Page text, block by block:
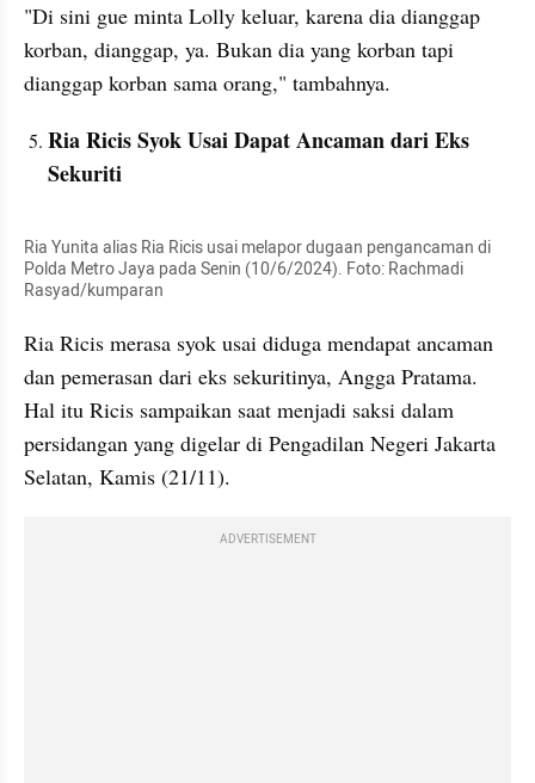
"Di sini gue minta Lolly keluar, karena dia dianggap
korban, dianggap, ya. Bukan dia yang korban tapi
dianggap korban sama orang," tambahnya.
Ria Ricis Syok Usai Dapat Ancaman dari Eks
Sekuriti
Ria Yunita alias Ria Ricis usai melapor dugaan pengancaman di
Polda Metro Jaya pada Senin (10/6/2024). Foto: Rachmadi
Rasyad/kumparan
Ria Ricis merasa syok usai diduga mendapat ancaman
dan pemerasan dari eks sekuritinya, Angga Pratama.
Hal itu Ricis sampaikan saat menjadi saksi dalam
persidangan yang digelar di Pengadilan Negeri Jakarta
Selatan, Kamis (21/11).
ADVERTISEMENT